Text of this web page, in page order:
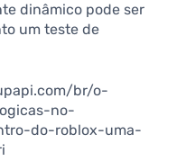
dinâmico pode ser
um teste de
br/o-
no-
do-roblox-uma-